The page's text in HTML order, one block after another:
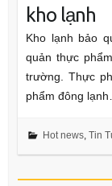
kho lạnh
Kho lạnh bảo
quản thực
trường. Thực
phẩm đông
Hot news, Tin